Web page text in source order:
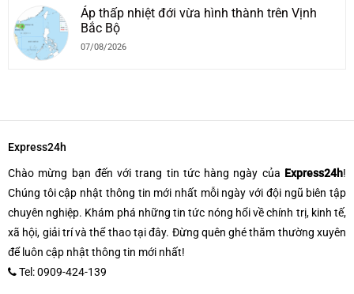
Áp thấp nhiệt đới vừa hình thành trên Vịnh
Bắc Bộ
07/08/2026
Express24h
Chào mừng bạn đến với trang tin tức hàng ngày của Express24h!
Chúng tôi cập nhật thông tin mới nhất mỗi ngày với đội ngũ biên tập
chuyên nghiệp. Khám phá những tin tức nóng hổi về chính trị, kinh tế,
xã hội, giải trí và thể thao tại đây. Đừng quên ghé thăm thường xuyên
để luôn cập nhật thông tin mới nhất!
Tel: 0909-424-139